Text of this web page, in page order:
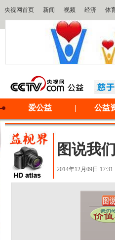
央视网首页 新闻 视频 经济 体
爱公益 | 公益
图说我
2014年12月09日 17:31